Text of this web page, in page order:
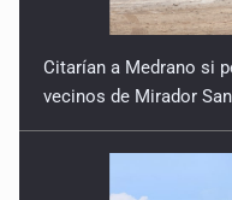
19 de Enero de 2026
Born y la cuántica
Citarían a Medrano si
vecinos de Mirador